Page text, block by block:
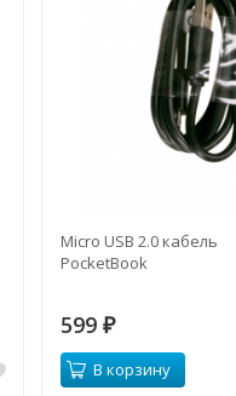
Micro USB 2.0 кабель
PocketBook
599₽
В корзину